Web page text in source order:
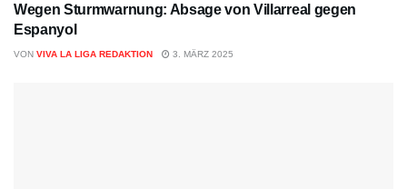
Wegen Sturmwarnung: Absage von Villarreal gegen
Espanyol
VON VIVA LA LIGA REDAKTION 3. MÄRZ 2025